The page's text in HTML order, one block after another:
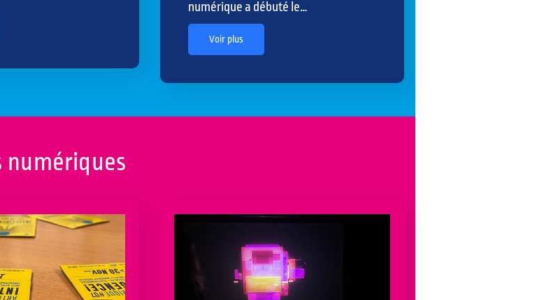
numérique a débuté le…
Voir plus
numériques